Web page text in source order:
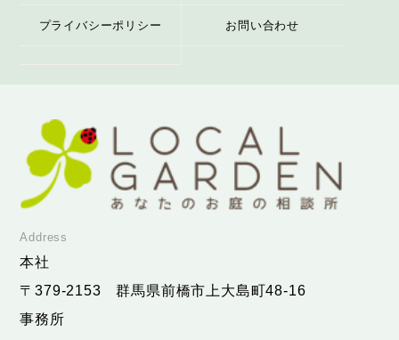
プライバシーポリシー お問い合わせ
Address
本社
〒379-2153群馬県前橋市上大島町48-16
事務所